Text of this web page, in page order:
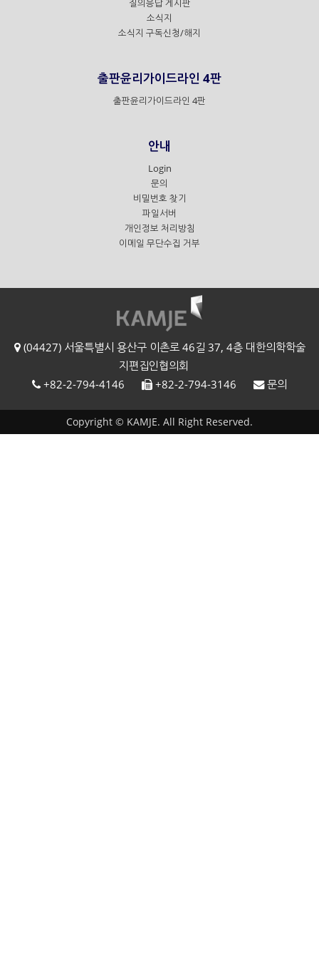
질의응답 게시판
소식지
소식지 구독신청/해지
출판윤리가이드라인 4판
출판윤리가이드라인 4판
안내
Login
문의
비밀번호 찾기
파일서버
개인정보 처리방침
이메일 무단수집 거부
(04427) 서울특별시 용산구 이촌로 46길 37, 4층 대한의학학술
지편집인협의회
+82-2-794-4146
+82-2-794-3146 문의
Copyright © KAMJE. All Right Reserved.